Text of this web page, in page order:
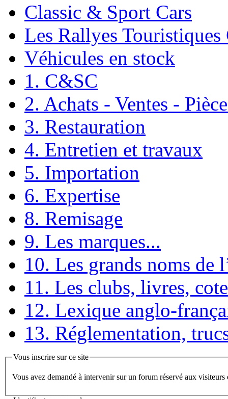
Classic & Sport Cars
Les Rallyes
Véhicules en stock
1. C&SC
2. Achats - Ventes -
3. Restauration
4. Entretien et travaux
5. Importation
6. Expertise
8. Remisage
9. Les marques...
10. Les grands noms de
11. Les clubs, livres,
12. Lexique anglo-
13. Réglementation,
Vous inscrire sur ce site
Vous avez demandé à intervenir sur un forum